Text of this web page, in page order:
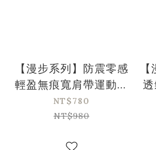
【漫步系列】防震零感
輕盈無痕寬肩帶運動內
衣-星耀黑(30/65-
38/85、A-D)
NT$780
NT$980